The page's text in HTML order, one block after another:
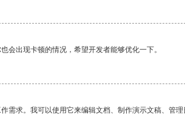
会出现卡顿的情况，希望开发者能够优化一下。
需求。我可以使用它来编辑文档、制作演示文稿、管理